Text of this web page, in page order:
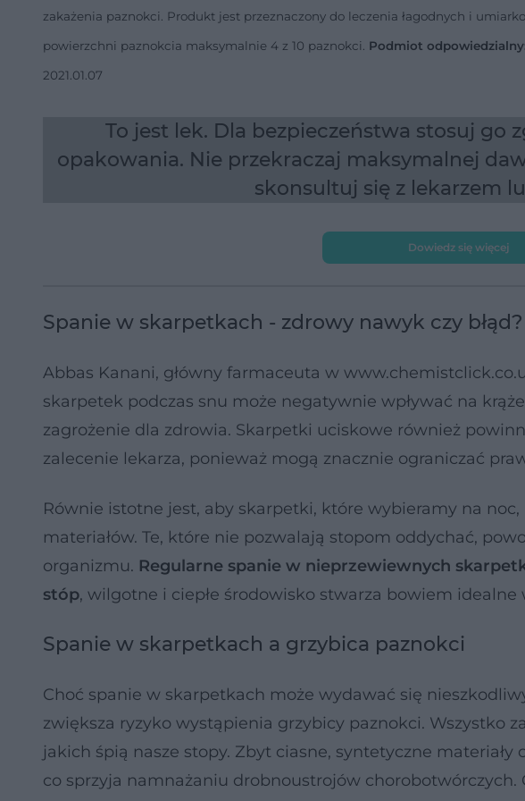
zakażenia paznokci. Produkt jest przeznaczony do leczenia łagodnych i
powierzchni paznokcia maksymalnie 4 z 10 paznokci. Podmiot
2021.01.07
To jest lek. Dla bezpieczeństwa stosuj go
opakowania. Nie przekraczaj maksymalnej
skonsultuj się z lekarzem
Dowiedz się więcej
Spanie w skarpetkach - zdrowy nawyk czy błąd?
Abbas Kanani, główny farmaceuta w
skarpetek podczas snu może negatywnie wpływać na
zagrożenie dla zdrowia. Skarpetki uciskowe również
zalecenie lekarza, ponieważ mogą znacznie ograniczać
Równie istotne jest, aby skarpetki, które wybieramy na
materiałów. Te, które nie pozwalają stopom oddychać,
organizmu. Regularne spanie w nieprzewiewnych
stóp, wilgotne i ciepłe środowisko stwarza bowiem
Spanie w skarpetkach a grzybica paznokci
Choć spanie w skarpetkach może wydawać się
zwiększa ryzyko wystąpienia grzybicy paznokci. Wszystko
jakich śpią nasze stopy. Zbyt ciasne, syntetyczne
co sprzyja namnażaniu drobnoustrojów chorobotwórczych.